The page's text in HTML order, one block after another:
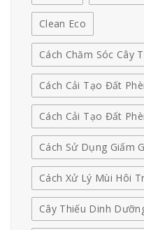
Clean Eco
Cách Chăm Sóc Cây
Cách Cải Tạo Đất
Cách Cải Tạo Đất
Cách Sử Dụng Giấm
Cách Xử Lý Mùi Hôi
Cây Thiếu Dinh